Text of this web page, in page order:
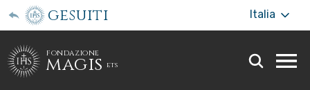
gesuiti Italia
fondazione
magis ets